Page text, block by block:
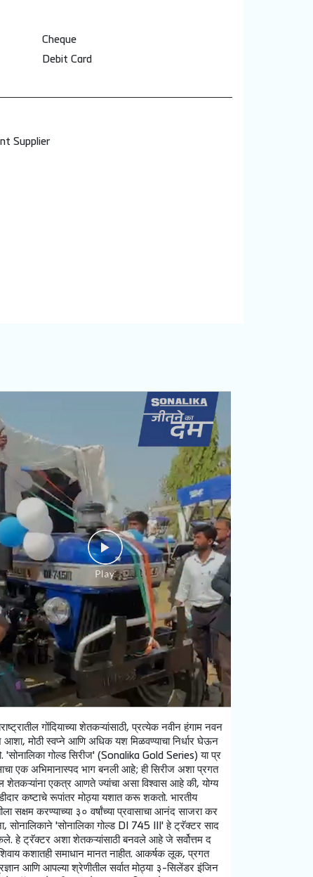
Cheque
Debit Card
Supplier
गोंदियाच्या शेतकऱ्यांसाठी, प्रत्येक नवीन हंगाम नवन
आशा, मोठी स्वप्ने आणि अधिक यश मिळवण्याचा निर्धार घेऊन
'सोनालिका गोल्ड सिरीज' (Sonalika Gold Series) या प्र
एक अभिमानास्पद भाग बनली आहे; ही सिरीज अशा प्रगत
शेतकऱ्यांना एकत्र आणते ज्यांचा असा विश्वास आहे की, योग्य
कष्टाचे रूपांतर मोठ्या यशात करू शकतो. भारतीय
सक्षम करण्याच्या ३० वर्षांच्या प्रवासाचा आनंद साजरा कर
सोनालिकाने 'सोनालिका गोल्ड DI 745 III' हे ट्रॅक्टर साद
हे ट्रॅक्टर अशा शेतकऱ्यांसाठी बनवले आहे जे सर्वोत्तम द
कशातही समाधान मानत नाहीत. आकर्षक लूक, प्रगत
आणि आपल्या श्रेणीतील सर्वात मोठ्या ३-सिलेंडर इंजिन